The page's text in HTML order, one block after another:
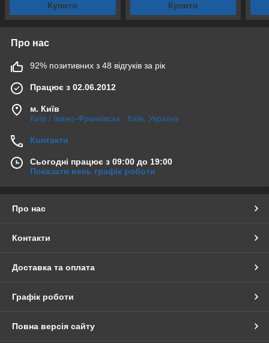
Купити Купити
Про нас
92% позитивних з 48 відгуків за рік
Працює з 02.06.2012
м. Київ
Київ / Івано-Франківськ , Київ, Україна
Контакти
Сьогодні працює з 09:00 до 19:00
Показати весь графік роботи
Про нас
Контакти
Доставка та оплата
Графік роботи
Повна версія сайту